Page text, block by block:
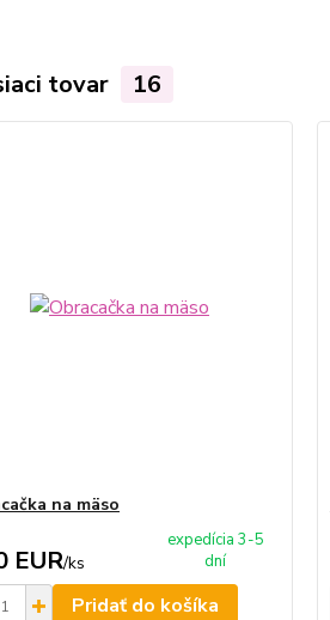
tovar 16
na mäso
EUR/ks
expedícia 3-5
dní
Pridať do košíka